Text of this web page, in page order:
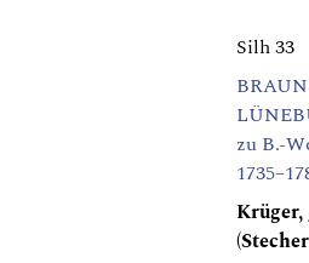
Silh 33
zu B.-
Krüger,